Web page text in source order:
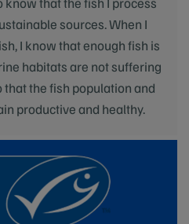
sources. When I
I know that enough fish is
habitats are not suffering
the fish population and
productive and healthy.